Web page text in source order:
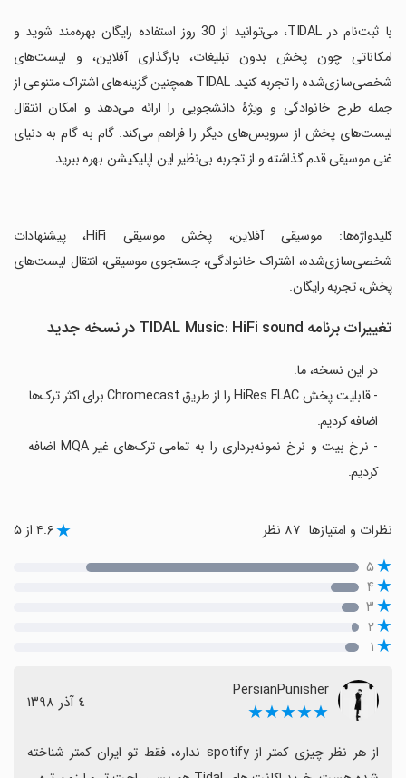
‏با ثبت‌نام در TIDAL، می‌توانید از 30 روز استفاده رایگان بهره‌مند شوید و
امکاناتی چون پخش بدون تبلیغات، بارگذاری آفلاین، و لیست‌های
شخصی‌سازی‌شده را تجربه کنید. TIDAL همچنین گزینه‌های اشتراک متنوعی از
جمله طرح خانوادگی و ویژهٔ دانشجویی را ارائه می‌دهد و امکان انتقال
لیست‌های پخش از سرویس‌های دیگر را فراهم می‌کند. گام به گام به دنیای
غنی موسیقی قدم گذاشته و از تجربه بی‌نظیر این اپلیکیشن بهره ببرید.
‏کلیدواژه‌ها: موسیقی آفلاین، پخش موسیقی HiFi، پیشنهادات
شخصی‌سازی‌شده، اشتراک خانوادگی، جستجوی موسیقی، انتقال لیست‌های
پخش، تجربه رایگان.
تغییرات برنامه TIDAL Music: HiFi sound در نسخه جدید
در این نسخه، ما:
- قابلیت پخش HiRes FLAC را از طریق Chromecast برای اکثر ترک‌ها
اضافه کردیم.
- نرخ بیت و نرخ نمونه‌برداری را به تمامی ترک‌های غیر MQA اضافه
کردیم.
نظرات و امتیازها ۴.۶ از ۵
۵
۴
۳
۲
۱
PersianPunisher
★★★★★ ٤ آذر ١٣٩٨